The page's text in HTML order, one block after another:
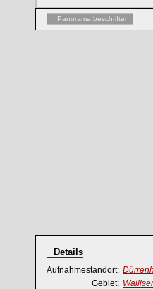
Panorama beschriften
Details
Aufnahmestandort:
Gebiet: